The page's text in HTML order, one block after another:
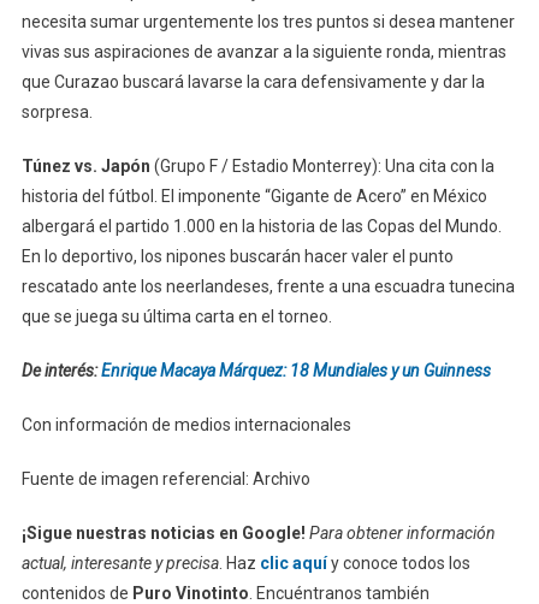
necesita sumar urgentemente los tres puntos si desea mantener
vivas sus aspiraciones de avanzar a la siguiente ronda, mientras
que Curazao buscará lavarse la cara defensivamente y dar la
sorpresa.
Túnez vs. Japón (Grupo F / Estadio Monterrey): Una cita con la
historia del fútbol. El imponente “Gigante de Acero” en México
albergará el partido 1.000 en la historia de las Copas del Mundo.
En lo deportivo, los nipones buscarán hacer valer el punto
rescatado ante los neerlandeses, frente a una escuadra tunecina
que se juega su última carta en el torneo.
De interés:Enrique Macaya Márquez: 18 Mundiales y un Guinness
Con información de medios internacionales
Fuente de imagen referencial: Archivo
¡Sigue nuestras noticias en Google! Para obtener información
actual, interesante y precisa. Haz clic aquíy conoce todos los
contenidos de Puro Vinotinto . Encuéntranos también